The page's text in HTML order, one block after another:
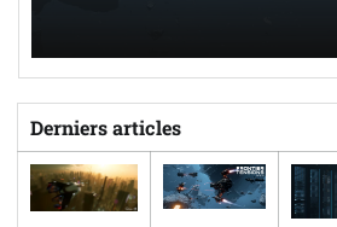
Derniers articles